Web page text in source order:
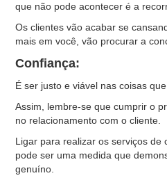
que não pode acontecer é a
Os clientes vão acabar se
mais em você, vão procurar a
Confiança:
É ser justo e viável nas coisas
Assim, lembre-se que cumprir o
no relacionamento com o cliente.
Ligar para realizar os serviços de
pode ser uma medida que
genuíno.